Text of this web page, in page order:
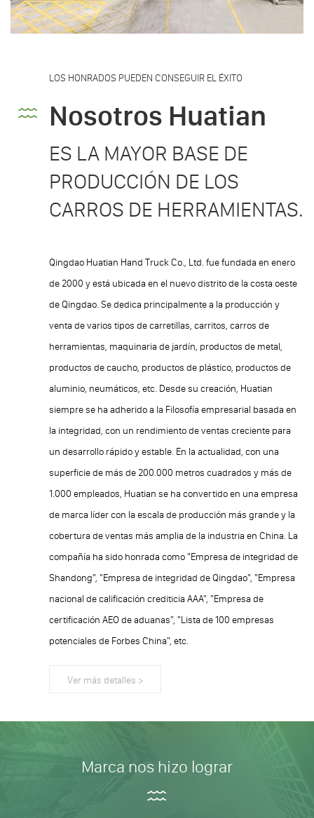
LOS HONRADOS PUEDEN CONSEGUIR EL ÉXITO
Nosotros Huatian
ES LA MAYOR BASE DE
PRODUCCIÓN DE LOS
CARROS DE HERRAMIENTAS.
Qingdao Huatian Hand Truck Co., Ltd. fue fundada en enero
de 2000 y está ubicada en el nuevo distrito de la costa oeste
de Qingdao. Se dedica principalmente a la producción y
venta de varios tipos de carretillas, carritos, carros de
herramientas, maquinaria de jardín, productos de metal,
productos de caucho, productos de plástico, productos de
aluminio, neumáticos, etc. Desde su creación, Huatian
siempre se ha adherido a la Filosofía empresarial basada en
la integridad, con un rendimiento de ventas creciente para
un desarrollo rápido y estable. En la actualidad, con una
superficie de más de 200.000 metros cuadrados y más de
1.000 empleados, Huatian se ha convertido en una empresa
de marca líder con la escala de producción más grande y la
cobertura de ventas más amplia de la industria en China. La
compañía ha sido honrada como "Empresa de integridad de
Shandong", "Empresa de integridad de Qingdao", "Empresa
nacional de calificación crediticia AAA", "Empresa de
certificación AEO de aduanas", "Lista de 100 empresas
potenciales de Forbes China", etc.
Ver más detalles >
Marca nos hizo lograr